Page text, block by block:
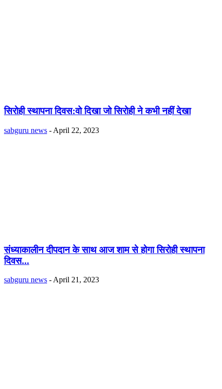
सिरोही स्थापना दिवस:वो दिखा जो सिरोही ने कभी नहीं देखा
sabguru news - April 22, 2023
संध्याकालीन दीपदान के साथ आज शाम से होगा सिरोही स्थापना
दिवस...
sabguru news - April 21, 2023